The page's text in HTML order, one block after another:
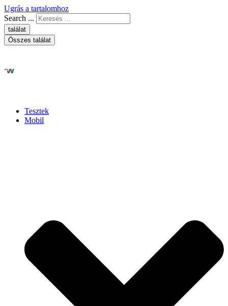
Ugrás a tartalomhoz
Search ...
találat
Összes találat
Tesztek
Mobil